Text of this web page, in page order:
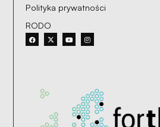
Polityka prywatności
RODO